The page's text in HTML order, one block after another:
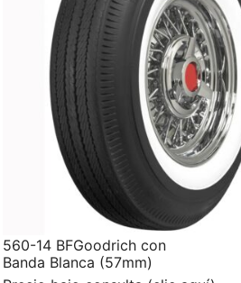
560-14 BFGoodrich con
Banda Blanca (57mm)